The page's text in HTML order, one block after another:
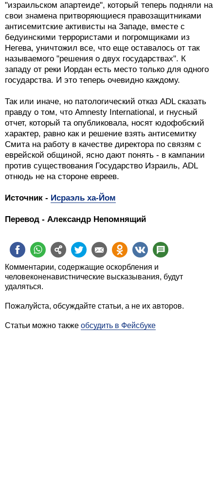
"израильском апартеиде", который теперь подняли на
свои знамена притворяющиеся правозащитниками
антисемитские активисты на Западе, вместе с
бедуинскими террористами и погромщиками из
Негева, уничтожил все, что еще оставалось от так
называемого "решения о двух государствах". К
западу от реки Иордан есть место только для одного
государства. И это теперь очевидно каждому.
Так или иначе, но патологический отказ ADL сказать
правду о том, что Amnesty International, и гнусный
отчет, который та опубликовала, носят юдофобский
характер, равно как и решение взять антисемитку
Смита на работу в качестве директора по связям с
еврейской общиной, ясно дают понять - в кампании
против существования Государство Израиль, ADL
отнюдь не на стороне евреев.
Источник - Исраэль ха-Йом
Перевод - Александр Непомнящий
Комментарии, содержащие оскорбления и
человеконенавистнические высказывания, будут
удаляться.
Пожалуйста, обсуждайте статьи, а не их авторов.
Статьи можно также обсудить в Фейсбуке